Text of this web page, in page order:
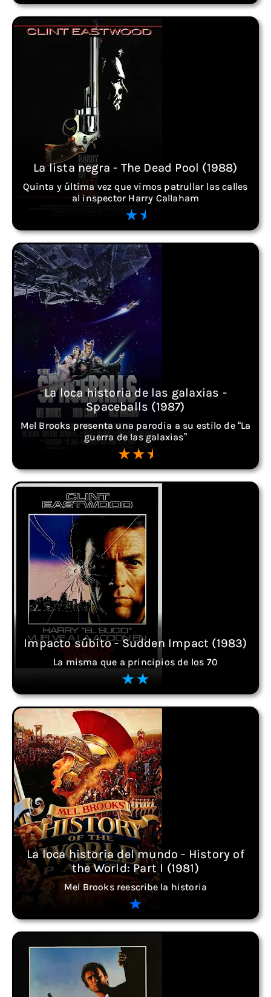
La lista negra - The Dead Pool (1988)
Quinta y última vez que vimos patrullar las calles
al inspector Harry Callaham
La loca historia de las galaxias -
Spaceballs (1987)
Mel Brooks presenta una parodia a su estilo de “La
guerra de las galaxias”
Impacto súbito - Sudden Impact (1983)
La misma que a principios de los 70
La loca historia del mundo - History of
the World: Part I (1981)
Mel Brooks reescribe la historia